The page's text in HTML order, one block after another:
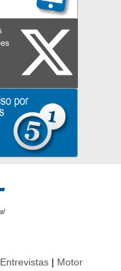
Entrevistas Motor